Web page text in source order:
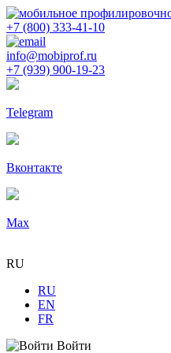
+7 (800) 333-41-10
info@mobiprof.ru
+7 (939) 900-19-23
Telegram
Вконтакте
Max
RU
RU
EN
FR
Войти